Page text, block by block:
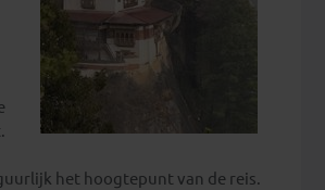
het hoogtepunt van de reis.